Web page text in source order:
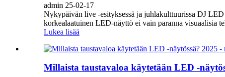
admin 25-02-17
Nykypäivän live -esityksessä ja juhlakulttuurissa DJ
korkealaatuinen LED-näyttö ei vain paranna visuaalisia
Lukea lisää
Millaista taustavaloa käytetään LED -